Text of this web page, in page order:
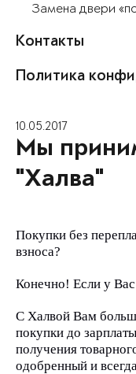
Замена двери
Контакты
Политика
10.05.2017
Мы
"Халва"
Покупки без
взноса?
Конечно! Если у
С Халвой Вам
покупки до
получения
одобренный и